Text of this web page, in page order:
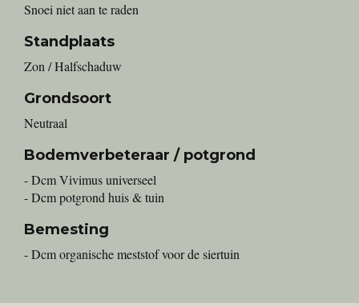
Snoei niet aan te raden
Standplaats
Zon / Halfschaduw
Grondsoort
Neutraal
Bodemverbeteraar / potgrond
- Dcm Vivimus universeel
- Dcm potgrond huis & tuin
Bemesting
- Dcm organische meststof voor de siertuin